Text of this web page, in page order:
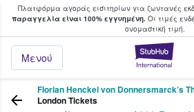
Πλατφόρμα αγοράς εισιτηρίων για ζωντανές
παραγγελία είναι 100% εγγυημένη.Οι τιμές
oνομαστική τιμή.
Μενού
φαν αγοράζουν και
Florian Henckel von Donnersmarck’s
London Tickets